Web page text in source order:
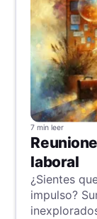
7 min leer
laboral
¿Sientes
impulso?